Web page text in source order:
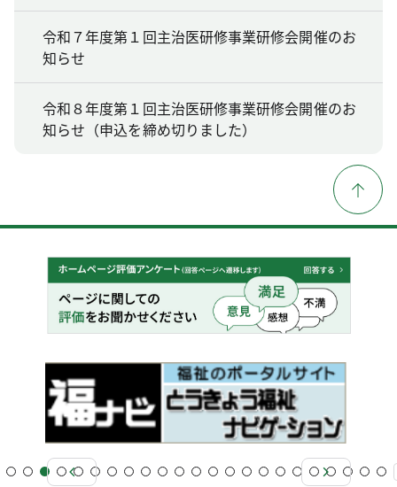
令和７年度第１回主治医研修事業研修会開催のお
知らせ
令和８年度第１回主治医研修事業研修会開催のお
知らせ（申込を締め切りました）